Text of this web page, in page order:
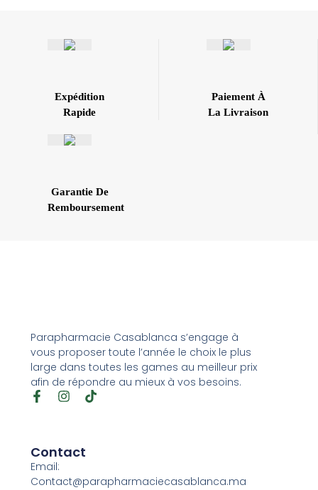
Paiement À
La Livraison
Expédition
Rapide
Garantie De
Remboursement
Parapharmacie Casablanca s’engage à
vous proposer toute l’année le choix le plus
large dans toutes les games au meilleur prix
afin de répondre au mieux à vos besoins.
Contact
Email:
Contact@parapharmaciecasablanca.ma